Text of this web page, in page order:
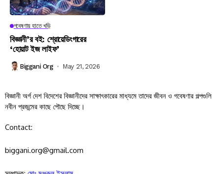
গবেষণায় হাতে খড়ি
বিজ্ঞানী’র বই: শ্রোয়েডিংগারের
‘হোয়াট ইজ লাইফ’
Biggani Org May 21, 2026
বিজ্ঞানী অর্গ দেশ বিদেশের বিজ্ঞানীদের সাক্ষাৎকারের মাধ্যমে তাদের জীবন ও গবেষণার গল্পগুলি
নবীন প্রজন্মের কাছে পৌছে দিচ্ছে।
Contact:
biggani.org@gmail.com